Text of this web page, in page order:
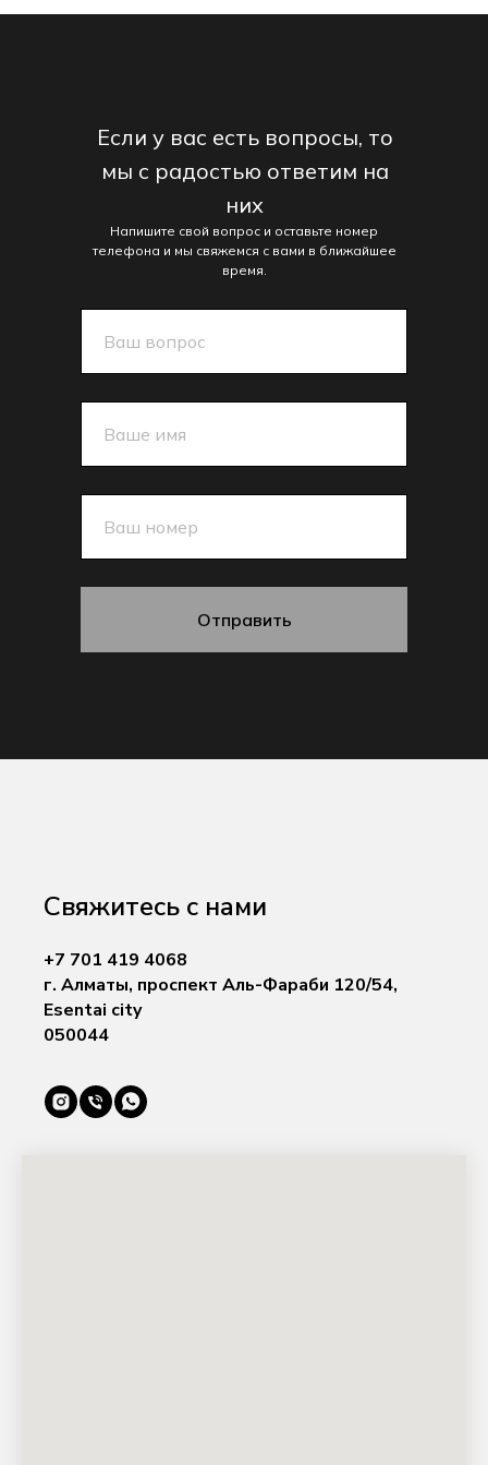
Отправить
Если у вас есть вопросы, то
мы с радостью ответим на
них
Напишите свой вопрос и оставьте номер
телефона и мы свяжемся с вами в ближайшее
время.
Свяжитесь с нами
+7 701 419 4068
г. Алматы, проспект Аль-Фараби 120/54,
Esentai city
050044